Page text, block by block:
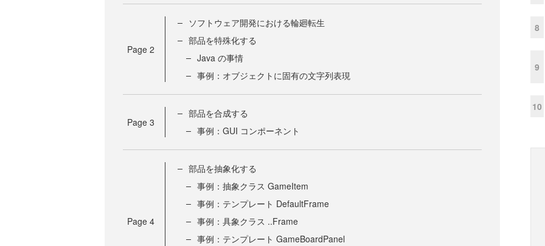
Page 2
ソフトウェア開発における輪廻転生
部品を特殊化する
Java の事情
事例：オブジェクトに固有の文字列表現
Page 3
部品を合成する
事例：GUI コンポーネント
Page 4
部品を抽象化する
事例：抽象クラス GameItem
事例：テンプレート DefaultFrame
事例：具象クラス ..Frame
事例：テンプレート GameBoardPanel
8
9
10